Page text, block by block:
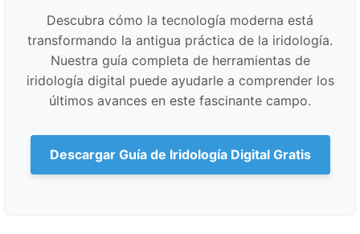
Descubra cómo la tecnología moderna está
transformando la antigua práctica de la iridología.
Nuestra guía completa de herramientas de
iridología digital puede ayudarle a comprender los
últimos avances en este fascinante campo.
Descargar Guía de Iridología Digital Gratis